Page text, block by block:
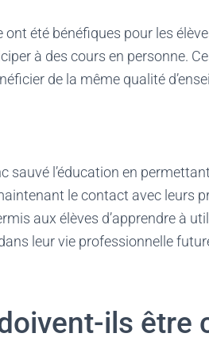
ont été bénéfiques pour les
à des cours en personne.
de la même qualité
sauvé l’éducation en
le contact avec leurs
aux élèves d’apprendre à
leur vie professionnelle
ils être